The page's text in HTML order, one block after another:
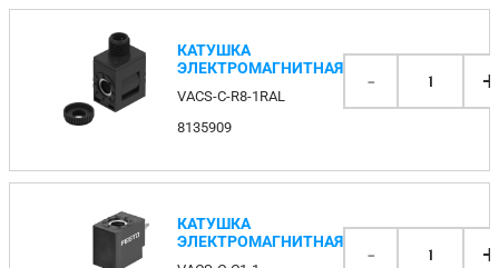
КАТУШКА
ЭЛЕКТРОМАГНИТНАЯ
VACS-C-R8-1RAL
8135909
- 1 +
КАТУШКА
ЭЛЕКТРОМАГНИТНАЯ
- 1 +